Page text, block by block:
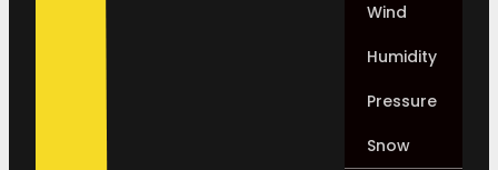
Wind
Humidity
Pressure
Snow